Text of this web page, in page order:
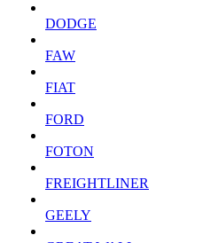
DODGE
FAW
FIAT
FORD
FOTON
FREIGHTLINER
GEELY